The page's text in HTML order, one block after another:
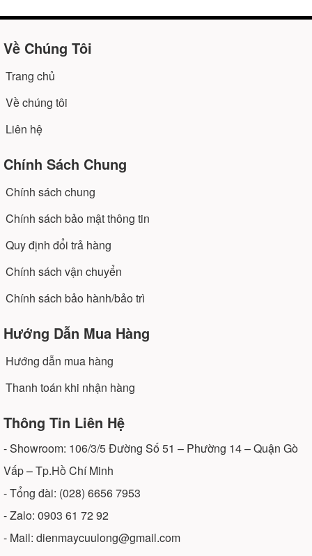
Về Chúng Tôi
Trang chủ
Về chúng tôi
Liên hệ
Chính Sách Chung
Chính sách chung
Chính sách bảo mật thông tin
Quy định đổi trả hàng
Chính sách vận chuyển
Chính sách bảo hành/bảo trì
Hướng Dẫn Mua Hàng
Hướng dẫn mua hàng
Thanh toán khi nhận hàng
Thông Tin Liên Hệ
- Showroom: 106/3/5 Đường Số 51 – Phường 14 – Quận Gò
Vấp – Tp.Hồ Chí Minh
- Tổng đài: (028) 6656 7953
- Zalo: 0903 61 72 92
- Mail: dienmaycuulong@gmail.com